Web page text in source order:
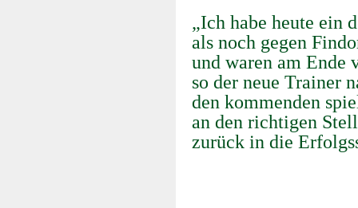
„Ich habe heute ein
als noch gegen
und waren am Ende
so der neue Trainer
den kommenden
an den richtigen
zurück in die